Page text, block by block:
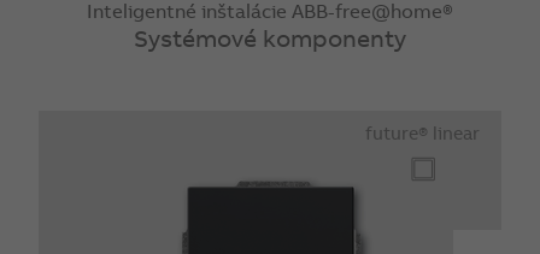
Inteligentné inštalácie ABB-free@home®
Systémové komponenty
future® linear